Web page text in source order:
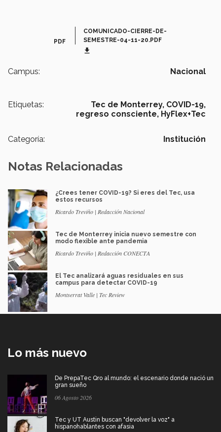
PDF
COMUNICADO-CIERRE-DE-
SEMESTRE-04-11-20.PDF
get_app
Campus: Nacional
Etiquetas: Tec de Monterrey, COVID-19,
regreso consciente, HyFlex+Tec
Categoría: Institución
Notas Relacionadas
¿Crees tener COVID-19? Si eres del Tec, usa
estos recursos
Ricardo Treviño | Redacción Nacional
Tec de Monterrey inicia nuevo semestre con
modo flexible ante pandemia
Ricardo Treviño | Redacción CONECTA
El Tec analizará aguas residuales en sus
campus para detectar COVID-19
Montserrat Valle | Tec Review
Lo más nuevo
De PrepaTec Qro al mundo: el escenario donde nació un
gran sueño
06 Agosto 2026
Tec y UT Austin buscan "devolver la voz" a
hispanohablantes con afasia